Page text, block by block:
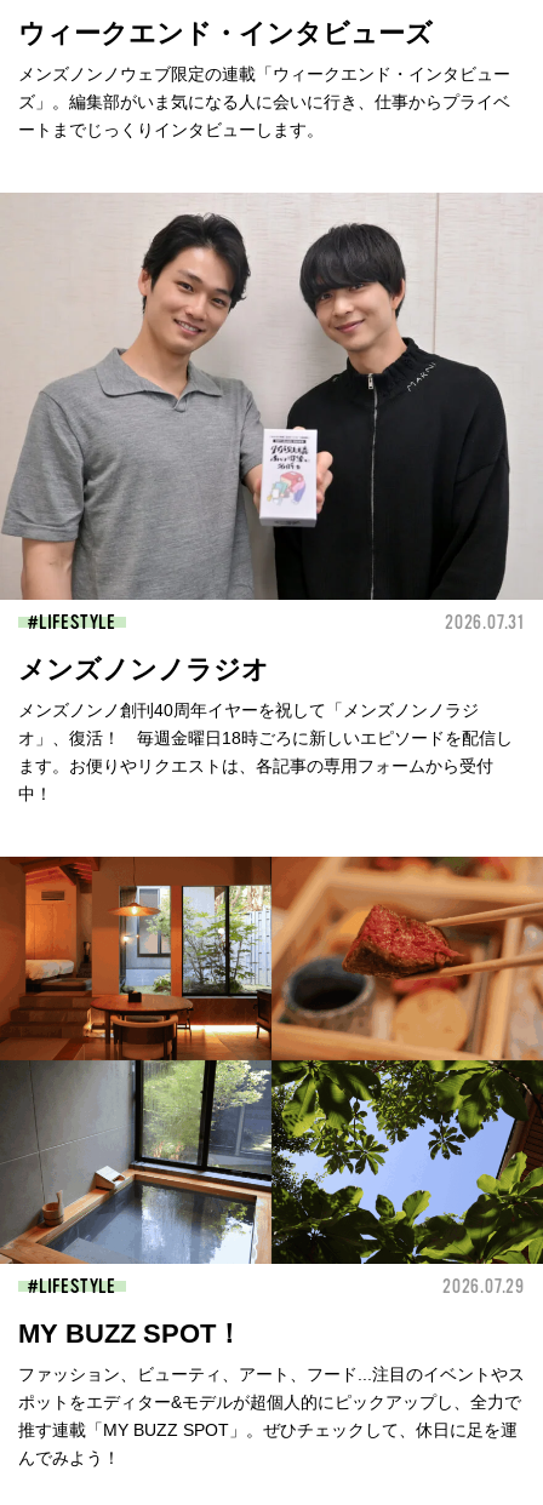
ウィークエンド・インタビューズ
メンズノンノウェブ限定の連載「ウィークエンド・インタビュー
ズ」。編集部がいま気になる人に会いに行き、仕事からプライベ
ートまでじっくりインタビューします。
LIFESTYLE 2026.07.31
メンズノンノラジオ
メンズノンノ創刊40周年イヤーを祝して「メンズノンノラジ
オ」、復活！ 毎週金曜日18時ごろに新しいエピソードを配信し
ます。お便りやリクエストは、各記事の専用フォームから受付
中！
LIFESTYLE 2026.07.29
MY BUZZ SPOT！
ファッション、ビューティ、アート、フード...注目のイベントやス
ポットをエディター&モデルが超個人的にピックアップし、全力で
推す連載「MY BUZZ SPOT」。ぜひチェックして、休日に足を運
んでみよう！